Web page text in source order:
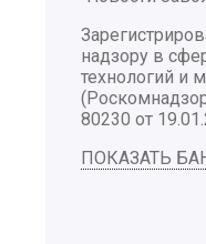
надзору в
технологий и
80230 от
ПОКАЗАТЬ